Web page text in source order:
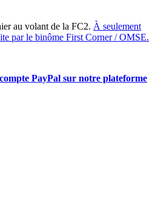
au volant de la FC2. À seulement
par le binôme First Corner / OMSE.
PayPal sur notre plateforme